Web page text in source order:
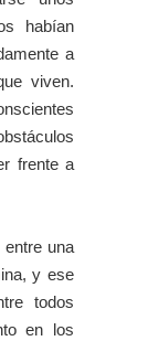
habían
a
viven.
frente a
una
y ese
todos
en los